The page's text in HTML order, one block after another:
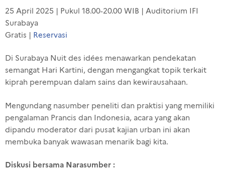
25 April 2025 | Pukul 18.00-20.00 WIB | Auditorium IFI
Surabaya
Gratis | Reservasi
Di Surabaya Nuit des idées menawarkan pendekatan
semangat Hari Kartini, dengan mengangkat topik terkait
kiprah perempuan dalam sains dan kewirausahaan.
Mengundang nasumber peneliti dan praktisi yang memiliki
pengalaman Prancis dan Indonesia, acara yang akan
dipandu moderator dari pusat kajian urban ini akan
membuka banyak wawasan menarik bagi kita.
Diskusi bersama Narasumber :